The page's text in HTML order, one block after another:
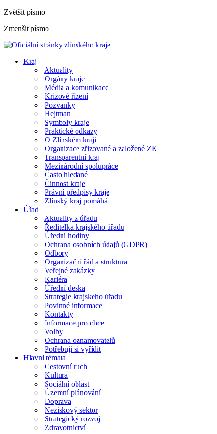
Zvětšit písmo
Zmenšit písmo
Kraj
Aktuality
Orgány kraje
Média a komunikace
Krizové řízení
Pozvánky
Hejtman
Symboly kraje
Praktické odkazy
O Zlínském kraji
Organizace zřizované a založené ZK
Transparentní kraj
Mezinárodní spolupráce
Často hledané
Činnost kraje
Právní předpisy kraje
Zlínský kraj pomáhá
Úřad
Aktuality z úřadu
Ředitelka krajského úřadu
Úřední hodiny
Ochrana osobních údajů (GDPR)
Odbory
Organizační řád a struktura
Veřejné zakázky
Kariéra
Úřední deska
Strategie krajského úřadu
Povinné informace
Kontakty
Informace pro obce
Volby
Ochrana oznamovatelů
Potřebuji si vyřídit
Hlavní témata
Cestovní ruch
Kultura
Sociální oblast
Územní plánování
Doprava
Neziskový sektor
Strategický rozvoj
Zdravotnictví